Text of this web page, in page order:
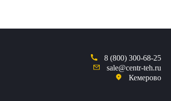
8 (800) 300-68-25
sale@centr-teh.ru
Кемерово